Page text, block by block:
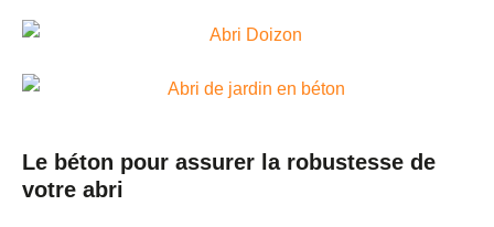
Le béton pour assurer la robustesse de
votre abri